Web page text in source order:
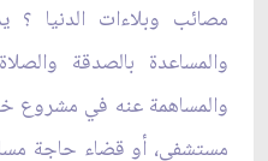
مصائب وبلاءات الدنيا ؟
والمساعدة بالصدقة
والمساهمة عنه في مشروع
مستشفى، أو قضاء حاجة